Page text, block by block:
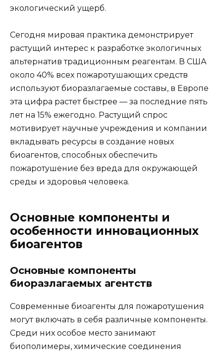
экологический ущерб.
Сегодня мировая практика демонстрирует
растущий интерес к разработке экологичных
альтернатив традиционным реагентам. В США
около 40% всех пожаротушающих средств
используют биоразлагаемые составы, в Европе
эта цифра растет быстрее — за последние пять
лет на 15% ежегодно. Растущий спрос
мотивирует научные учреждения и компании
вкладывать ресурсы в создание новых
биоагентов, способных обеспечить
пожаротушение без вреда для окружающей
среды и здоровья человека.
Основные компоненты и
особенности инновационных
биоагентов
Основные компоненты
биоразлагаемых агентств
Современные биоагенты для пожаротушения
могут включать в себя различные компоненты.
Среди них особое место занимают
биополимеры, химические соединения